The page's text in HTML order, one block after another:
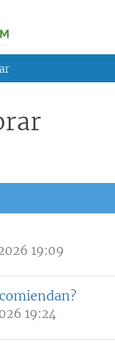
19:09
19:24